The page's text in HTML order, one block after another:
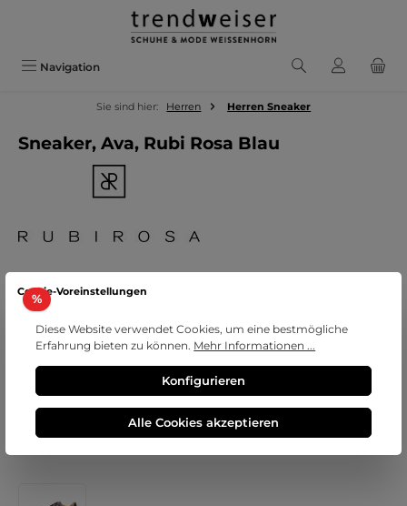
Zum Hauptinhalt springen
Navigation
Sie sind hier: Herren Herren Sneaker
Sneaker, Ava, Rubi Rosa Blau
Bildergalerie überspringen
%Rabatt
Cookie-Voreinstellungen
Diese Website verwendet Cookies, um eine bestmögliche
Erfahrung bieten zu können. Mehr Informationen ...
Konfigurieren
Alle Cookies akzeptieren